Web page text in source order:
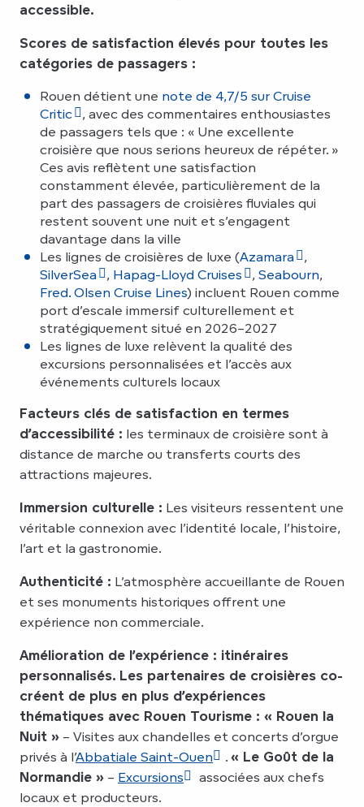
accessible.
Scores de satisfaction élevés pour toutes les
catégories de passagers :
Rouen détient une note de 4,7/5 sur Cruise
Critic
, avec des commentaires enthousiastes
de passagers tels que : « Une excellente
croisière que nous serions heureux de répéter. »
Ces avis reflètent une satisfaction
constamment élevée, particulièrement de la
part des passagers de croisières fluviales qui
restent souvent une nuit et s’engagent
davantage dans la ville
Les lignes de croisières de luxe (Azamara
,
SilverSea
, Hapag-Lloyd Cruises , Seabourn,
Fred. Olsen Cruise Lines) incluent Rouen comme
port d’escale immersif culturellement et
stratégiquement situé en 2026–2027
Les lignes de luxe relèvent la qualité des
excursions personnalisées et l’accès aux
événements culturels locaux
Facteurs clés de satisfaction en termes
d’accessibilité : les terminaux de croisière sont à
distance de marche ou transferts courts des
attractions majeures.
Immersion culturelle : Les visiteurs ressentent une
véritable connexion avec l’identité locale, l’histoire,
l’art et la gastronomie.
Authenticité : L’atmosphère accueillante de Rouen
et ses monuments historiques offrent une
expérience non commerciale.
Amélioration de l’expérience : itinéraires
personnalisés. Les partenaires de croisières co-
créent de plus en plus d’expériences
thématiques avec Rouen Tourisme : « Rouen la
Nuit » – Visites aux chandelles et concerts d’orgue
privés à l’Abbatiale Saint-Ouen . « Le Goût de la
Normandie » – Excursions
associées aux chefs
locaux et producteurs.